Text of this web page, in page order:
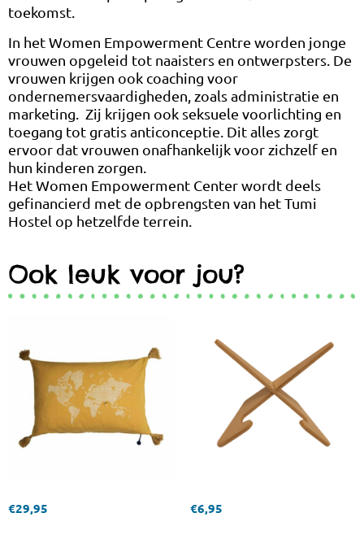
toekomst.
In het Women Empowerment Centre worden jonge
vrouwen opgeleid tot naaisters en ontwerpsters. De
vrouwen krijgen ook coaching voor
ondernemersvaardigheden, zoals administratie en
marketing. Zij krijgen ook seksuele voorlichting en
toegang tot gratis anticonceptie. Dit alles zorgt
ervoor dat vrouwen onafhankelijk voor zichzelf en
hun kinderen zorgen.
Het Women Empowerment Center wordt deels
gefinancierd met de opbrengsten van het Tumi
Hostel op hetzelfde terrein.
Ook leuk voor jou?
€29,95 €6,95